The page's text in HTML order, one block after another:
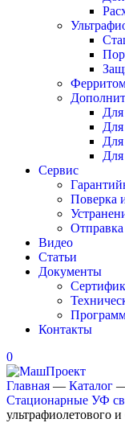
Для
Для
Сервис
Поверка
Видео
Статьи
Документы
Контакты
0
Главная — Каталог
Стационарные УФ
ультрафиолетового